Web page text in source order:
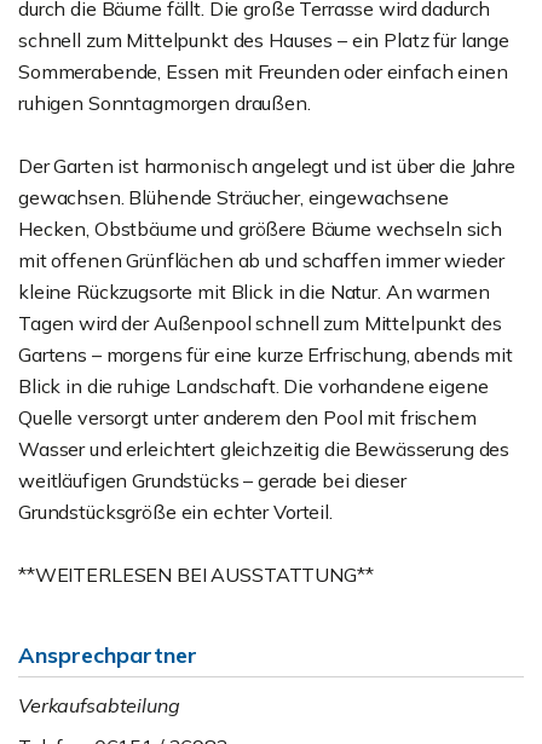
durch die Bäume fällt. Die große Terrasse wird dadurch
schnell zum Mittelpunkt des Hauses – ein Platz für lange
Sommerabende, Essen mit Freunden oder einfach einen
ruhigen Sonntagmorgen draußen.
Der Garten ist harmonisch angelegt und ist über die Jahre
gewachsen. Blühende Sträucher, eingewachsene
Hecken, Obstbäume und größere Bäume wechseln sich
mit offenen Grünflächen ab und schaffen immer wieder
kleine Rückzugsorte mit Blick in die Natur. An warmen
Tagen wird der Außenpool schnell zum Mittelpunkt des
Gartens – morgens für eine kurze Erfrischung, abends mit
Blick in die ruhige Landschaft. Die vorhandene eigene
Quelle versorgt unter anderem den Pool mit frischem
Wasser und erleichtert gleichzeitig die Bewässerung des
weitläufigen Grundstücks – gerade bei dieser
Grundstücksgröße ein echter Vorteil.
**WEITERLESEN BEI AUSSTATTUNG**
Ansprechpartner
Verkaufsabteilung